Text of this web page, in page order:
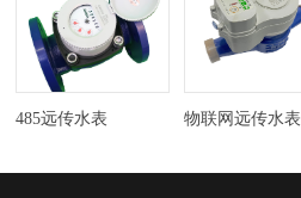
485远传水表 物联网远传水表